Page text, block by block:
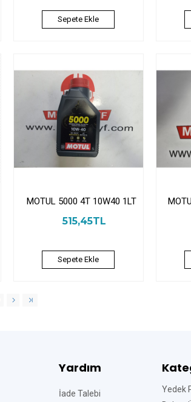
Sepete Ekle
MOTUL 5000 4T 10W40 1LT
515,45TL
Sepete Ekle
Yardım
İade Talebi
Yedek